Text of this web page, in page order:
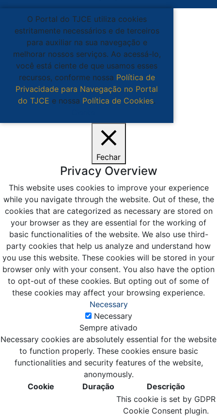
O Portal do TJCE utiliza cookies
estritamente necessários e de terceiros
para auxiliar na sua navegação e
melhorar nossos serviços. Ao acessá-lo,
você está ciente de que usamos esses
recursos, conforme nossa Política de
Privacidade para Navegação no Portal
do TJCE e nossa Política de Cookies.
Fechar
Privacy Overview
This website uses cookies to improve your experience
while you navigate through the website. Out of these, the
cookies that are categorized as necessary are stored on
your browser as they are essential for the working of
basic functionalities of the website. We also use third-
party cookies that help us analyze and understand how
you use this website. These cookies will be stored in your
browser only with your consent. You also have the option
to opt-out of these cookies. But opting out of some of
these cookies may affect your browsing experience.
Necessary
Necessary
Sempre ativado
Necessary cookies are absolutely essential for the website
to function properly. These cookies ensure basic
functionalities and security features of the website,
anonymously.
Cookie
Duração Descrição
This cookie is set by GDPR
Cookie Consent plugin.